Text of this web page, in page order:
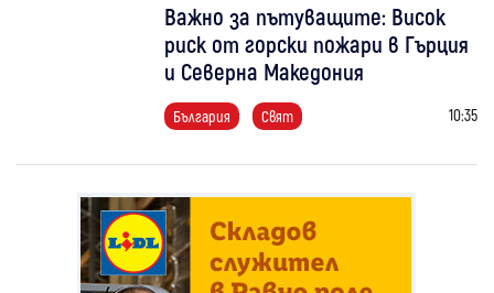
Важно за пътуващите: Висок
риск от горски пожари в Гърция
и Северна Македония
България Свят 10:35